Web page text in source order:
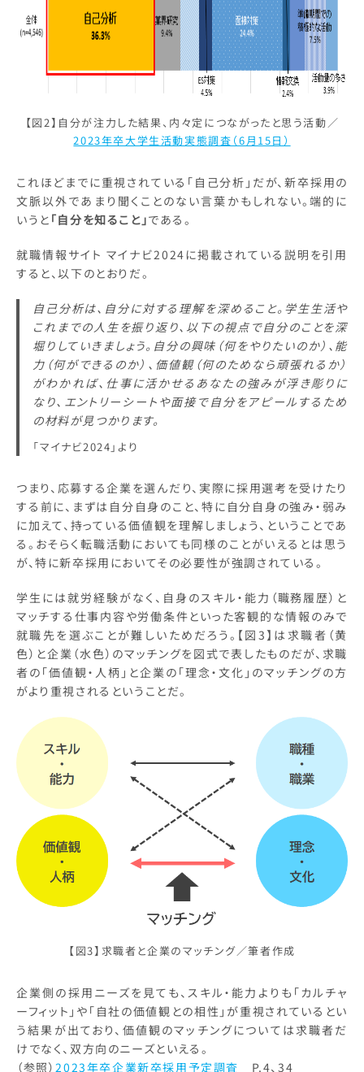
【図2】自分が注力した結果、内々定につながったと思う活動／
2023年卒大学生活動実態調査（6月15日）
これほどまでに重視されている「自己分析」だが、新卒採用の
文脈以外であまり聞くことのない言葉かもしれない。端的に
いうと 「自分を知ること」である。
就職情報サイト マイナビ2024に掲載されている説明を引用
すると、以下のとおりだ。
自己分析は、自分に対する理解を深めること。学生生活や
これまでの人生を振り返り、以下の視点で自分のことを深
堀りしていきましょう。自分の興味（何をやりたいのか）、能
力（何ができるのか）、価値観（何のためなら頑張れるか）
がわかれば、仕事に活かせるあなたの強みが浮き彫りに
なり、エントリーシートや面接で自分をアピールするため
の材料が見つかります。
「マイナビ2024」より
つまり、応募する企業を選んだり、実際に採用選考を受けたり
する前に、まずは自分自身のこと、特に自分自身の強み・弱み
に加えて、持っている価値観を理解しましょう、ということであ
る。おそらく転職活動においても同様のことがいえるとは思う
が、特に新卒採用においてその必要性が強調されている。
学生には就労経験がなく、自身のスキル・能力（職務履歴）と
マッチする仕事内容や労働条件といった客観的な情報のみで
就職先を選ぶことが難しいためだろう。【図3】は求職者（黄
色）と企業（水色）のマッチングを図式で表したものだが、求職
者の「価値観・人柄」と企業の「理念・文化」のマッチングの方
がより重視されるということだ。
【図3】求職者と企業のマッチング／筆者作成
企業側の採用ニーズを見ても、スキル・能力よりも「カルチャ
ーフィット」や「自社の価値観との相性」が重視されているとい
う結果が出ており、価値観のマッチングについては求職者だ
けでなく、双方向のニーズといえる。
（参照）2023年卒企業新卒採用予定調査 P.4、34